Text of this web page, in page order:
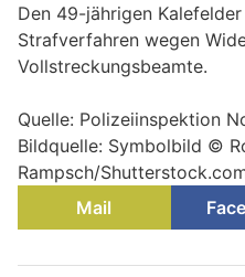
Den 49-jährigen
Strafverfahren wegen
Vollstreckungsbeamte.
Quelle: Polizeiinspektion
Bildquelle: Symbolbild ©
Rampsch/
Mail